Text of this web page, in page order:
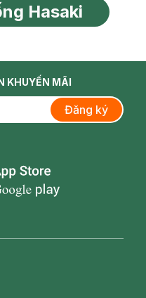
Hasaki
KHUYẾN MÃI
Đăng ký
icon